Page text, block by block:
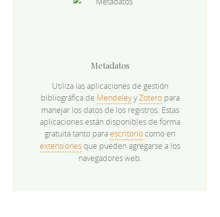
Metadatos
Utiliza las aplicaciones de gestión
bibliográfica de MendeleyyZoteropara
manejar los datos de los registros. Estas
aplicaciones están disponibles de forma
gratuita tanto para escritorio como en
extensiones que pueden agregarse a los
navegadores web.